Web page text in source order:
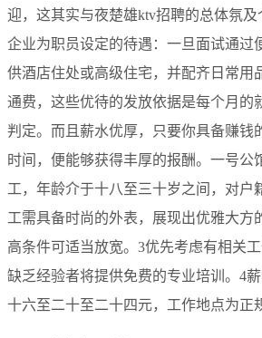
迎，这其实与夜楚雄ktv招聘的总体氛及
企业为职员设定的待遇：一旦面试通过
供酒店住处或高级住宅，并配齐日常用
通费，这些优待的发放依据是每个月的
判定。而且薪水优厚，只要你具备赚钱
时间，便能够获得丰厚的报酬。一号公
工，年龄介于十八至三十岁之间，对户
工需具备时尚的外表，展现出优雅大方
高条件可适当放宽。3优先考虑有相关
缺乏经验者将提供免费的专业培训。4
十六至二十至二十四元，工作地点为正